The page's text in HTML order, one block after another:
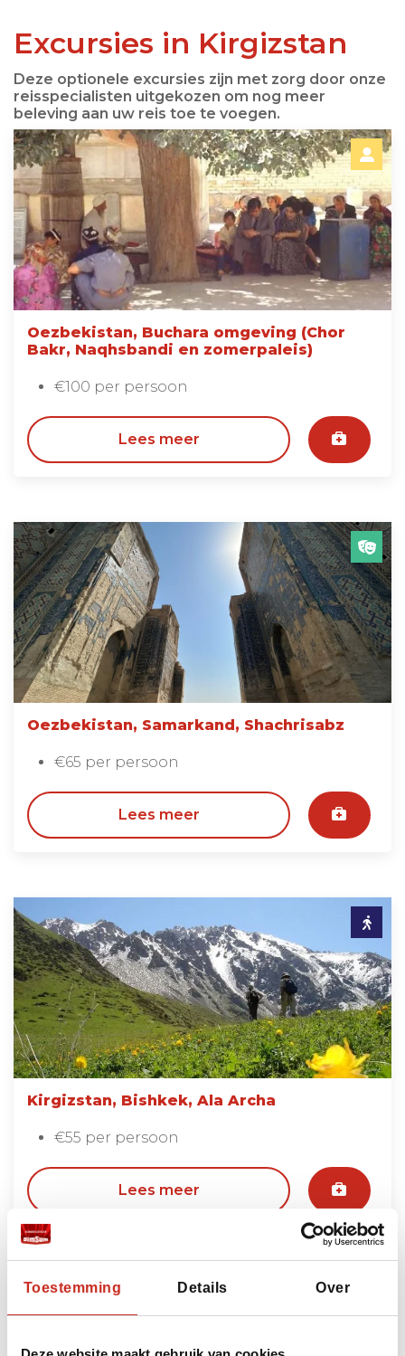
Toestemming Details Over
Excursies in Kirgizstan
Deze optionele excursies zijn met zorg door onze
reisspecialisten uitgekozen om nog meer
beleving aan uw reis toe te voegen.
Oezbekistan, Buchara omgeving (Chor
Bakr, Naqhsbandi en zomerpaleis)
€100 per persoon
Lees meer
Oezbekistan, Samarkand, Shachrisabz
€65 per persoon
Lees meer
Kirgizstan, Bishkek, Ala Archa
€55 per persoon
Lees meer
Bekijk alle excursies